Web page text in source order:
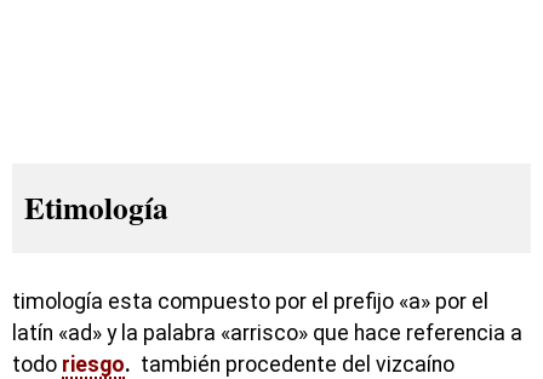
Etimología
timología esta compuesto por el prefijo «a» por el
latín «ad» y la palabra «arrisco» que hace referencia a
todo riesgo. también procedente del vizcaíno